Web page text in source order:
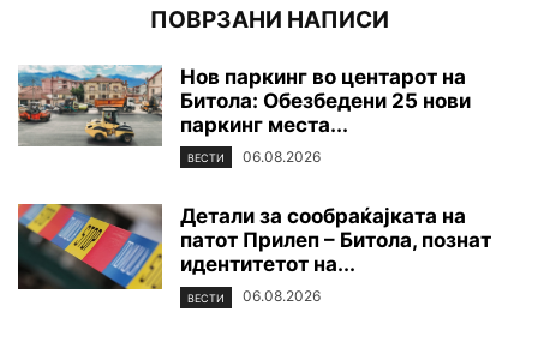
ПОВРЗАНИ НАПИСИ
Нов паркинг во центарот на
Битола: Обезбедени 25 нови
паркинг места...
ВЕСТИ 06.08.2026
Детали за сообраќајката на
патот Прилеп – Битола, познат
идентитетот на...
ВЕСТИ 06.08.2026